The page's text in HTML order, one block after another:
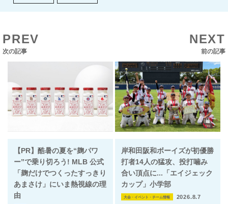
PREV
次の記事
NEXT
前の記事
【PR】酷暑の夏を“麹パワ
ー”で乗り切ろう! MLB 公式
「麹だけでつくったすっきり
あまさけ」にいま熱視線の理
由
岸和田阪和ボーイズが初優勝
打者14人の猛攻、投打噛み
合い頂点に...「エイジェック
カップ」小学部
大会・イベント・チーム情報 2026.8.7